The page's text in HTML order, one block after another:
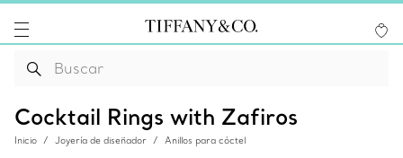
Cocktail Rings with Zafiros
Inicio Joyería de diseñador Anillos para cóctel